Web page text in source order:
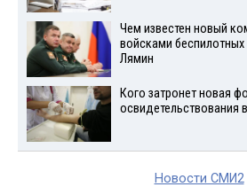
Чем известен новый
войсками
Лямин
Кого затронет новая
освидетельствования
Новости СМИ2